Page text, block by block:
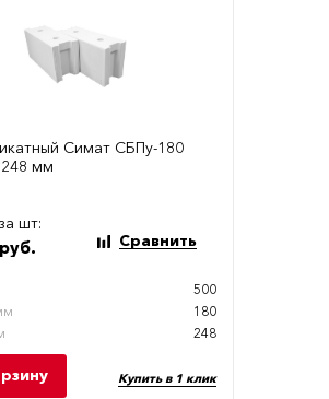
Симат СБПу-180
мм
шт:
Сравнить
500
180
248
Купить в 1 клик